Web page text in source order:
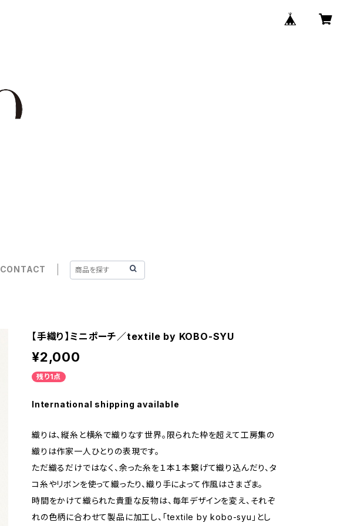
CONTACT
【手織り】ミニポーチ／textile by KOBO-SYU
¥2,000
残り1点
International shipping available
織りは、縦糸と横糸で織りなす世界。限られた枠を超えて工房集の
織りは作家一人ひとりの表現です。
ただ織るだけではなく、余った糸を１本１本繋げて織り込んだり、タ
コ糸やリボンを使って織ったり、織り手によって作風はさまざま。
時間をかけて織られた貴重な反物は、毎年デザインを変え、それぞ
れの色柄に合わせて製品に加工し、「textile by kobo-syu」とし